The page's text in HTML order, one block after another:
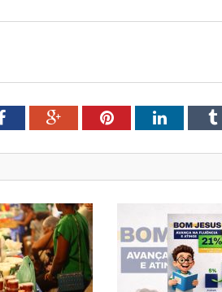
FacebookGoogle+PinterestLinkedIn